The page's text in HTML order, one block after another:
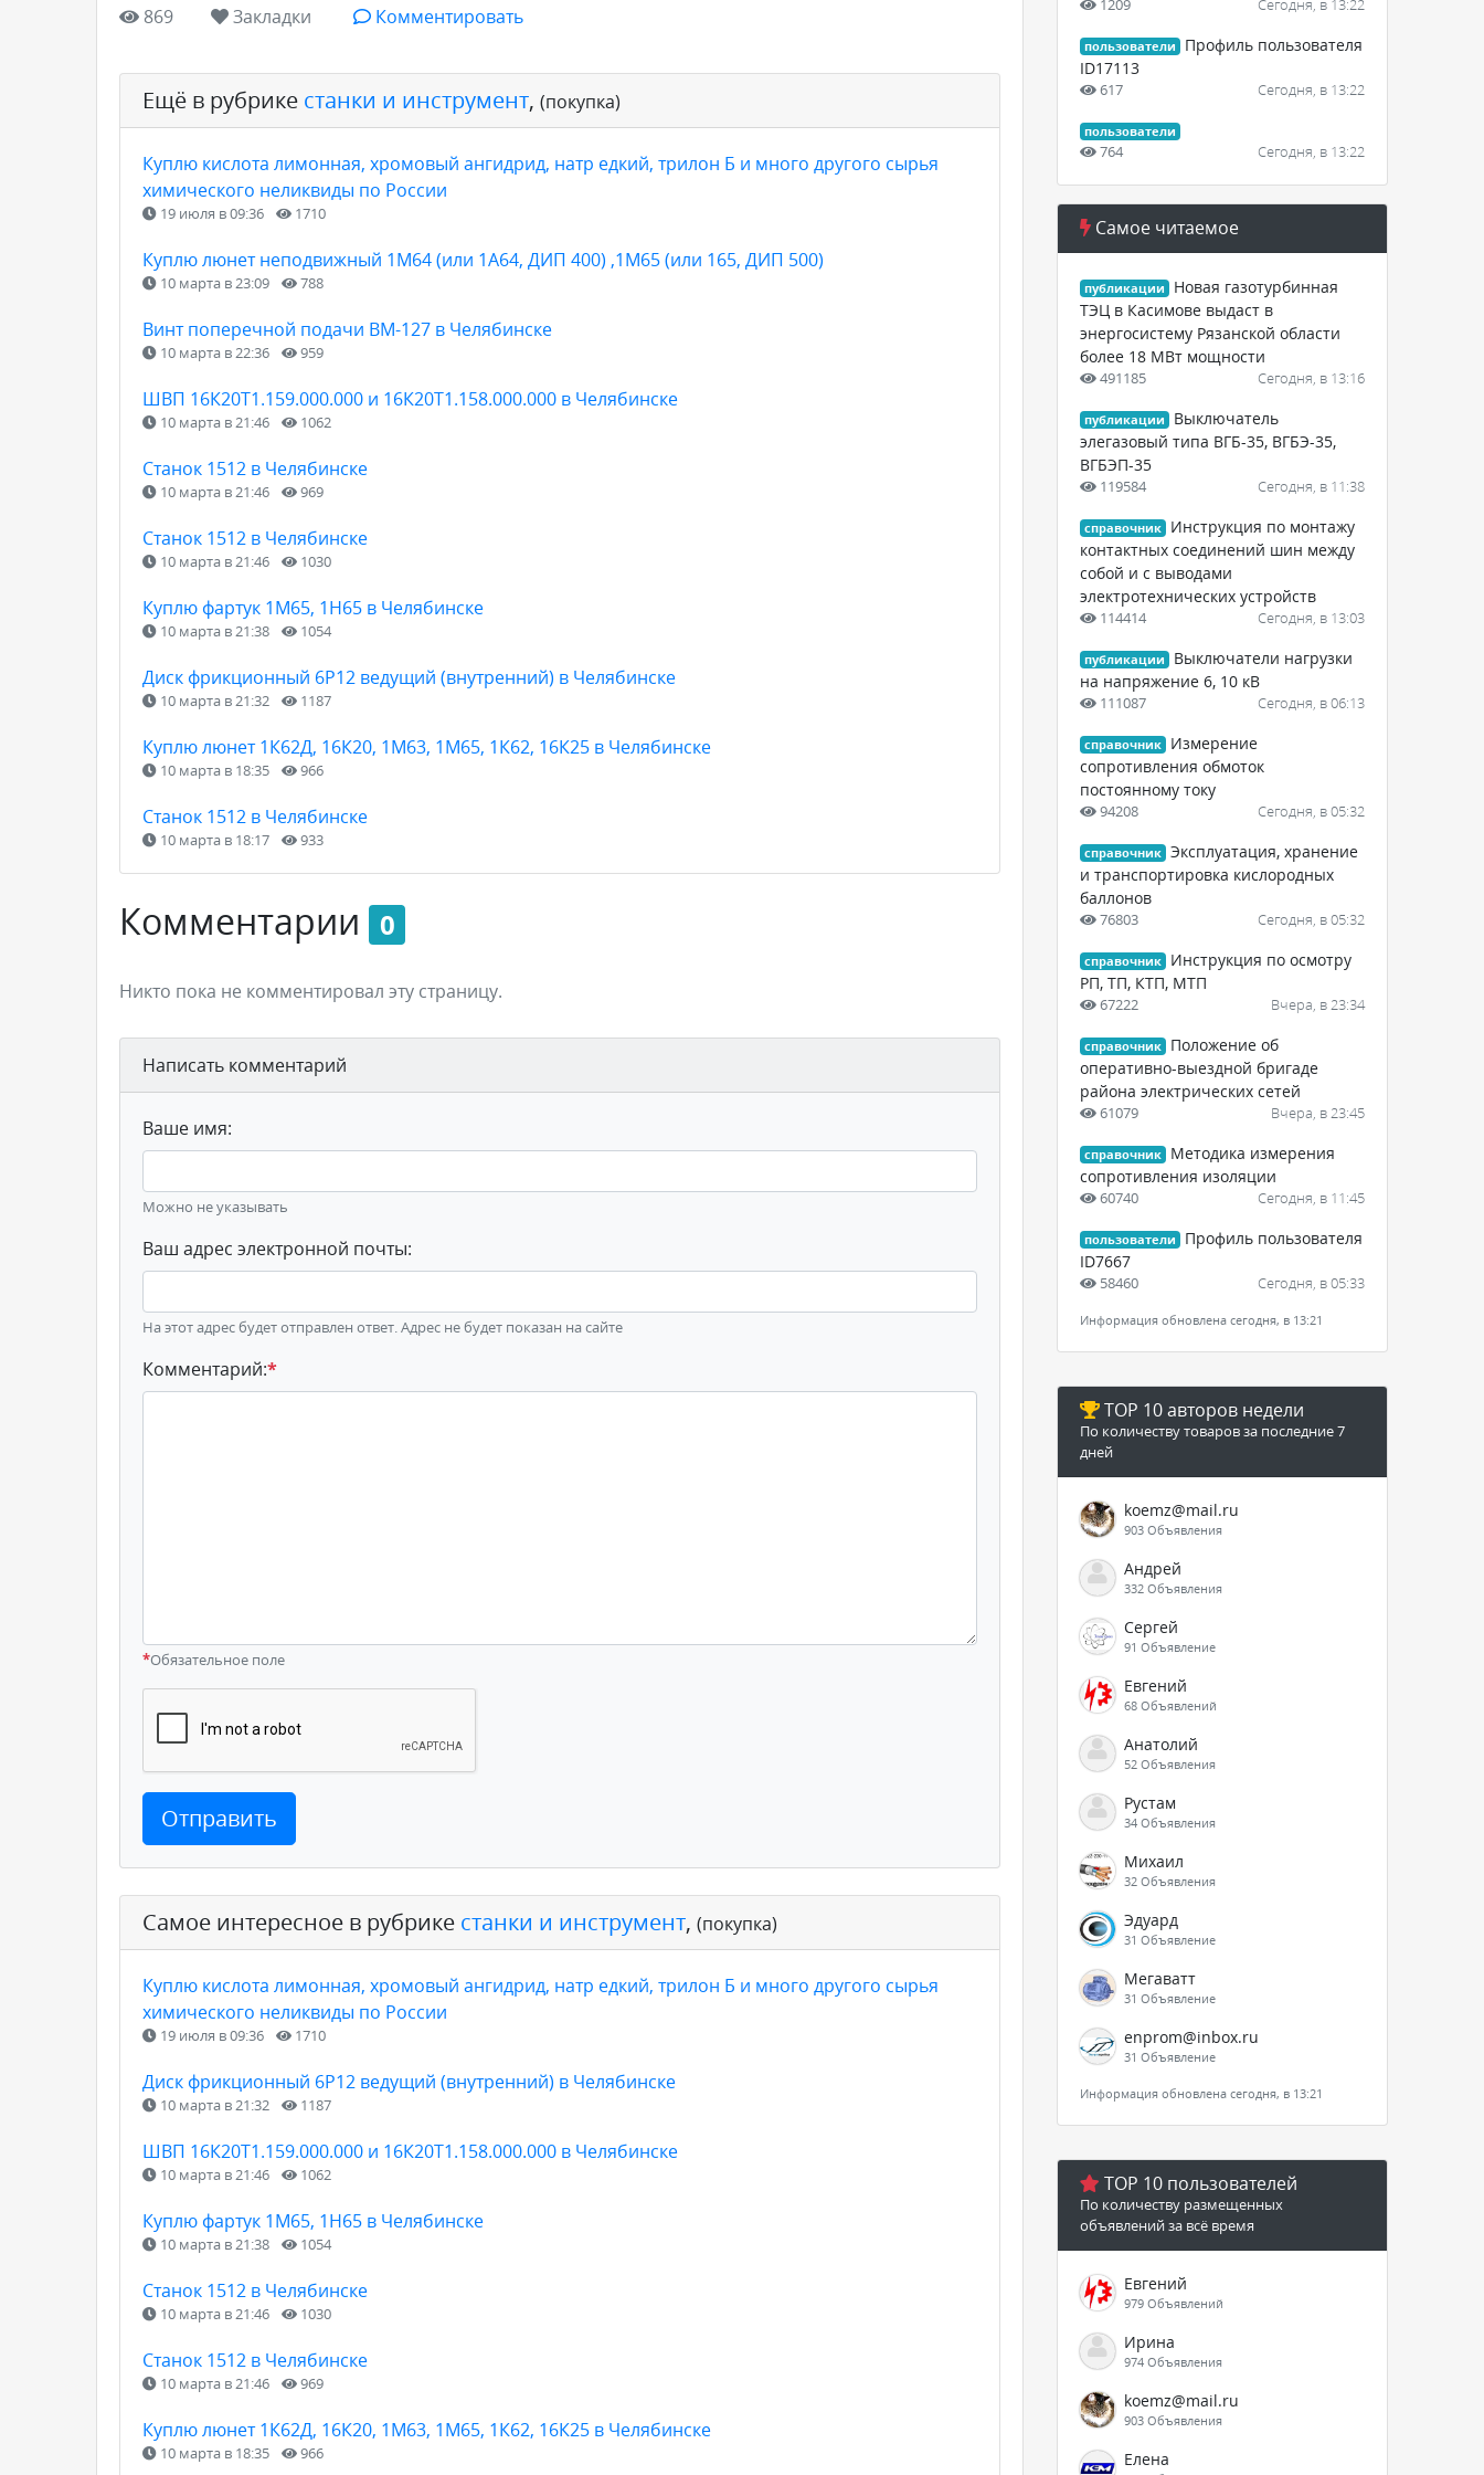
869 Закладки Комментировать
Ещё в рубрике станки и инструмент, (покупка)
Куплю кислота лимонная, хромовый ангидрид, натр едкий, трилон Б и много другого сырья
химического неликвиды по России
19 июля в 09:36 1710
Куплю люнет неподвижный 1М64 (или 1А64, ДИП 400) ,1М65 (или 165, ДИП 500)
10 марта в 23:09 788
Винт поперечной подачи ВМ-127 в Челябинске
10 марта в 22:36 959
ШВП 16К20Т1.159.000.000 и 16К20Т1.158.000.000 в Челябинске
10 марта в 21:46 1062
Станок 1512 в Челябинске
10 марта в 21:46 969
Станок 1512 в Челябинске
10 марта в 21:46 1030
Куплю фартук 1М65, 1Н65 в Челябинске
10 марта в 21:38 1054
Диск фрикционный 6Р12 ведущий (внутренний) в Челябинске
10 марта в 21:32 1187
Куплю люнет 1К62Д, 16К20, 1М63, 1М65, 1К62, 16К25 в Челябинске
10 марта в 18:35 966
Станок 1512 в Челябинске
10 марта в 18:17 933
Комментарии 0
Никто пока не комментировал эту страницу.
Написать комментарий
Ваше имя:
Можно не указывать
Ваш адрес электронной почты:
На этот адрес будет отправлен ответ. Адрес не будет показан на сайте
Комментарий:*
*Обязательное поле
Отправить
Самое интересное в рубрике станки и инструмент, (покупка)
Куплю кислота лимонная, хромовый ангидрид, натр едкий, трилон Б и много другого сырья
химического неликвиды по России
19 июля в 09:36 1710
Диск фрикционный 6Р12 ведущий (внутренний) в Челябинске
10 марта в 21:32 1187
ШВП 16К20Т1.159.000.000 и 16К20Т1.158.000.000 в Челябинске
10 марта в 21:46 1062
Куплю фартук 1М65, 1Н65 в Челябинске
10 марта в 21:38 1054
Станок 1512 в Челябинске
10 марта в 21:46 1030
Станок 1512 в Челябинске
10 марта в 21:46 969
Куплю люнет 1К62Д, 16К20, 1М63, 1М65, 1К62, 16К25 в Челябинске
10 марта в 18:35 966
1209 Сегодня, в 13:22
пользователи
Профиль пользователя
ID17113
617 Сегодня, в 13:22
пользователи
764 Сегодня, в 13:22
Самое читаемое
публикации
Новая газотурбинная
ТЭЦ в Касимове выдаст в
энергосистему Рязанской области
более 18 МВт мощности
491185 Сегодня, в 13:16
публикации
Выключатель
элегазовый типа ВГБ-35, ВГБЭ-35,
ВГБЭП-35
119584 Сегодня, в 11:38
справочник
Инструкция по монтажу
контактных соединений шин между
собой и с выводами
электротехнических устройств
114414 Сегодня, в 13:03
публикации
Выключатели нагрузки
на напряжение 6, 10 кВ
111087 Сегодня, в 06:13
справочник
Измерение
сопротивления обмоток
постоянному току
94208 Сегодня, в 05:32
справочник Эксплуатация, хранение
и транспортировка кислородных
баллонов
76803 Сегодня, в 05:32
справочник
Инструкция по осмотру
РП, ТП, КТП, МТП
67222 Вчера, в 23:34
справочник
Положение об
оперативно-выездной бригаде
района электрических сетей
61079 Вчера, в 23:45
справочник
Методика измерения
сопротивления изоляции
60740 Сегодня, в 11:45
пользователи
Профиль пользователя
ID7667
58460 Сегодня, в 05:33
Информация обновлена сегодня, в 13:21
TOP 10 авторов недели
По количеству товаров за последние 7
дней
koemz@mail.ru
903 Объявления
Андрей
332 Объявления
Сергей
91 Объявление
Евгений
68 Объявлений
Анатолий
52 Объявления
Рустам
34 Объявления
Михаил
32 Объявления
Эдуард
31 Объявление
Мегаватт
31 Объявление
enprom@inbox.ru
31 Объявление
Информация обновлена сегодня, в 13:21
TOP 10 пользователей
По количеству размещенных
объявлений за всё время
Евгений
979 Объявлений
Ирина
974 Объявления
koemz@mail.ru
903 Объявления
Елена